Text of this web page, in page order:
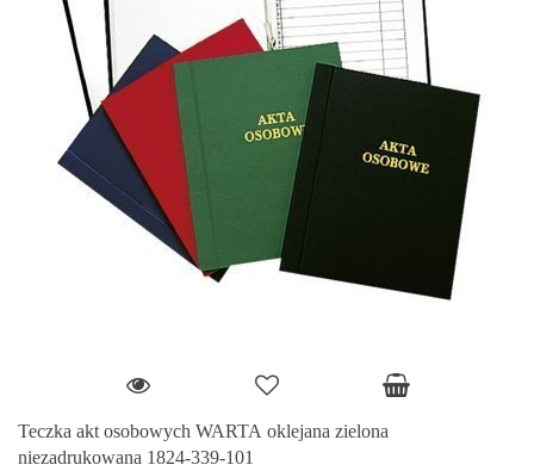
Teczka akt osobowych WARTA oklejana zielona
niezadrukowana 1824-339-101